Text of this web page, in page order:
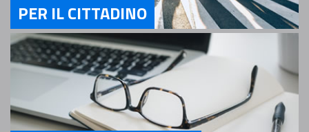
Servizi Per il cittadino
PER IL CITTADINO